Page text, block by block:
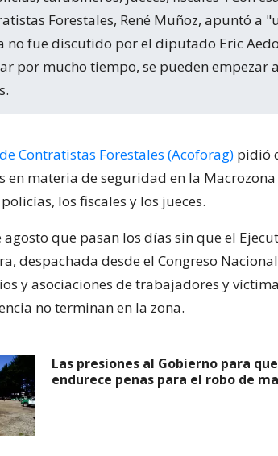
Forestales, René Muñoz, apuntó a
no fue discutido por el diputado Eric
por mucho tiempo, se pueden empezar
Contratistas Forestales (Acoforag) pidió
en materia de seguridad en la Macrozona
los fiscales y los jueces.
agosto que pasan los días sin que el
despachada desde el Congreso
y asociaciones de trabajadores y
no terminan en la zona.
Las presiones al Gobierno para
endurece penas para el robo de